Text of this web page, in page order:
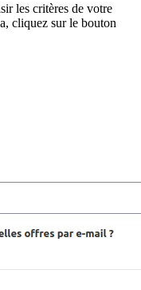
les critères de votre
cliquez sur le bouton